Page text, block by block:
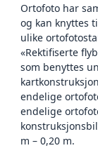
Ortofoto har
og kan knyttes
ulike
«Rektifiserte
som benyttes
endelige
endelige
m – 0,20 m.